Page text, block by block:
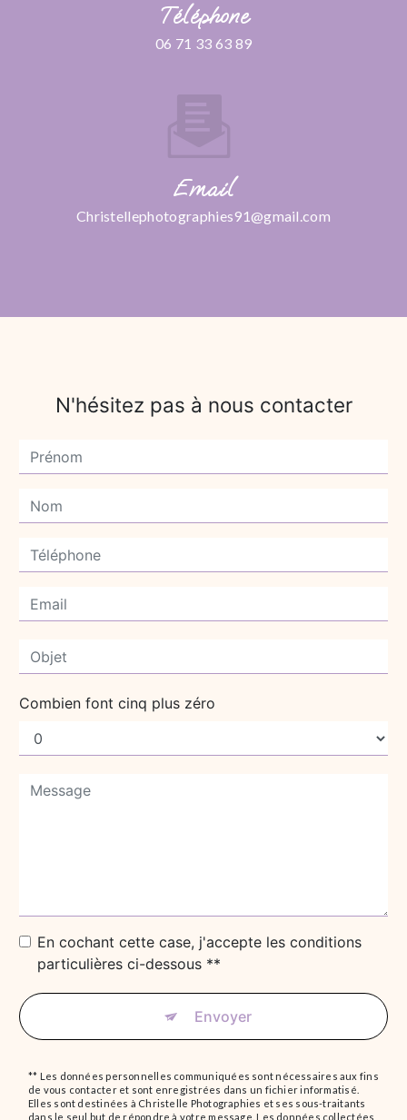
Téléphone
06 71 33 63 89
Email
christellephotographies91@gmail.com
N'hésitez pas à nous contacter
Combien font cinq plus zéro
En cochant cette case, j'accepte les conditions
particulières ci-dessous **
Envoyer
** Les données personnelles communiquées sont nécessaires aux fins
de vous contacter et sont enregistrées dans un fichier informatisé.
Elles sont destinées à Christelle Photographies et ses sous-traitants
dans le seul but de répondre à votre message. Les données collectées